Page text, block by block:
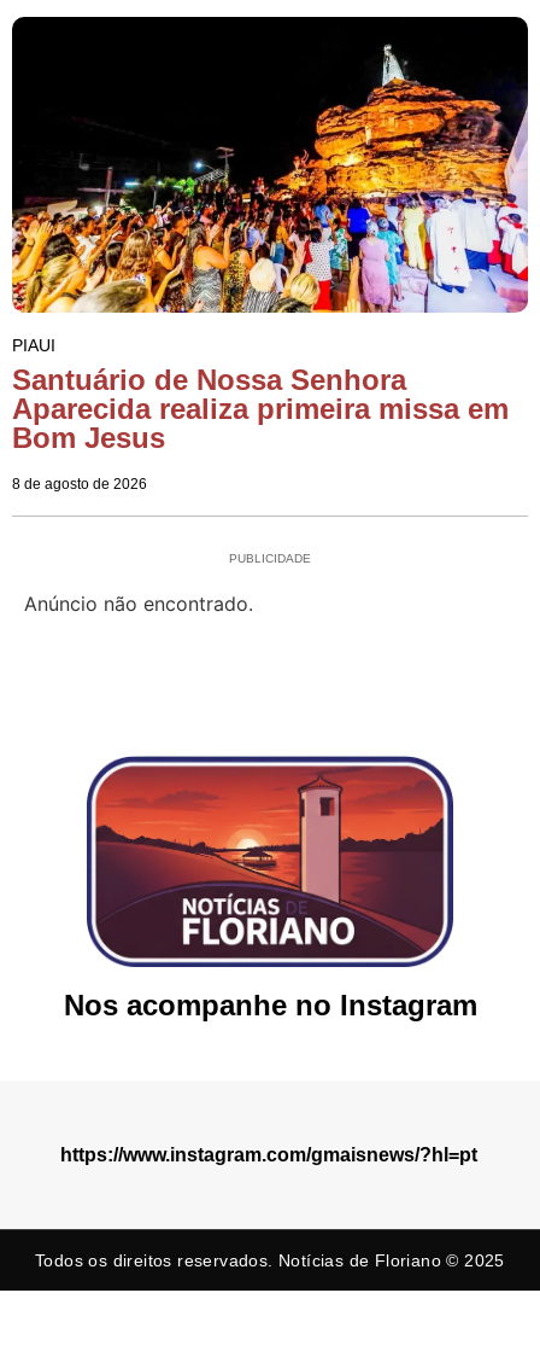
PIAUI
Santuário de Nossa Senhora
Aparecida realiza primeira missa em
Bom Jesus
8 de agosto de 2026
PUBLICIDADE
Anúncio não encontrado.
Nos acompanhe no Instagram
https://www.instagram.com/gmaisnews/?hl=pt
Todos os direitos reservados. Notícias de Floriano © 2025